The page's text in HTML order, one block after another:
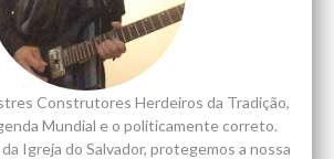
Construtores Herdeiros da Tradição,
Mundial e o politicamente correto.
Igreja do Salvador, protegemos a nossa